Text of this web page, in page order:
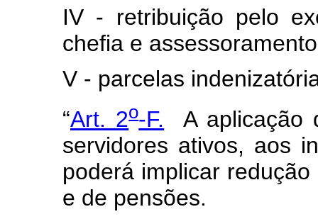
IV - retribuição pelo
chefia e
V - parcelas
“Art. 2o-F. A aplicação
servidores ativos, aos
poderá implicar
e de pensões.